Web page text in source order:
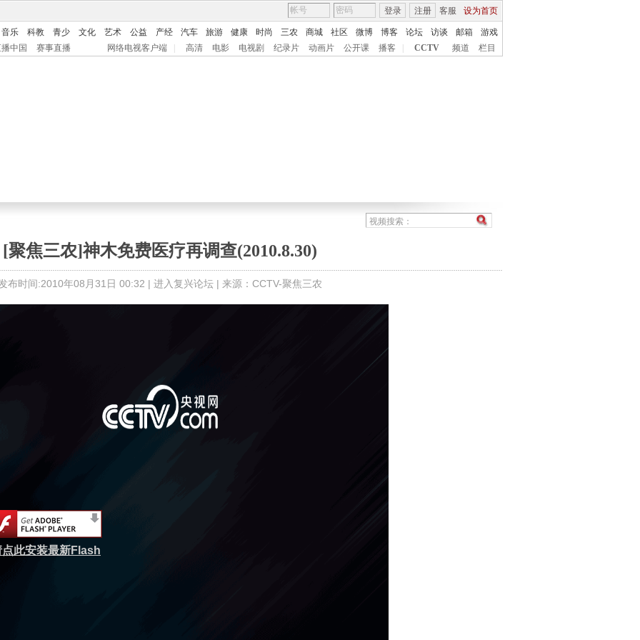
客服 设为首页
登录 注册
音乐 科教 青少 文化 艺术 公益 产经 汽车 旅游 健康 时尚 三农 商城 社区 微博 博客 论坛 访谈 邮箱
游戏
中国
赛事直播 网络电视客户端 高清 电影 电视剧 纪录片 动画片 公开课 播客 CCTV 频道 栏目
[聚焦三农]神木免费医疗再调查(2010.8.30)
布时间:2010年08月31日 00:32 | 进入复兴论坛 | 来源：CCTV-聚焦三农
点此安装最新Flash